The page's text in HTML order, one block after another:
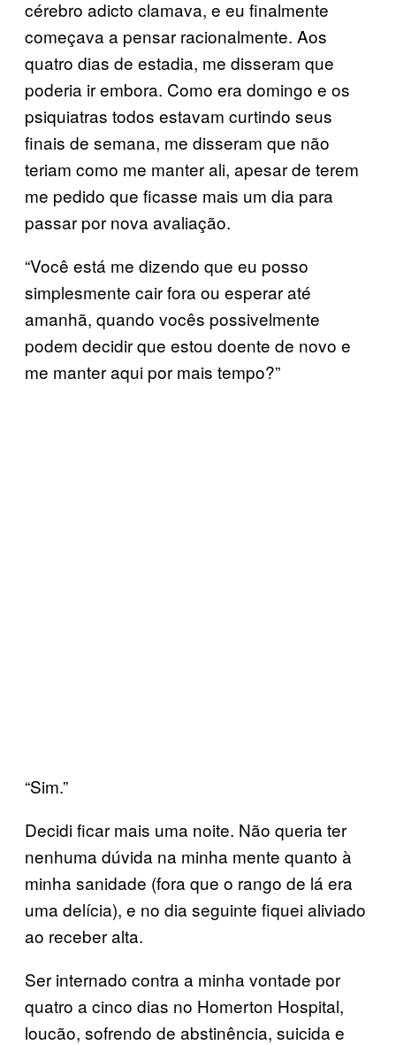
cérebro adicto clamava, e eu finalmente
começava a pensar racionalmente. Aos
quatro dias de estadia, me disseram que
poderia ir embora. Como era domingo e os
psiquiatras todos estavam curtindo seus
finais de semana, me disseram que não
teriam como me manter ali, apesar de terem
me pedido que ficasse mais um dia para
passar por nova avaliação.
“Você está me dizendo que eu posso
simplesmente cair fora ou esperar até
amanhã, quando vocês possivelmente
podem decidir que estou doente de novo e
me manter aqui por mais tempo?”
“Sim.”
Decidi ficar mais uma noite. Não queria ter
nenhuma dúvida na minha mente quanto à
minha sanidade (fora que o rango de lá era
uma delícia), e no dia seguinte fiquei aliviado
ao receber alta.
Ser internado contra a minha vontade por
quatro a cinco dias no Homerton Hospital,
loucão, sofrendo de abstinência, suicida e